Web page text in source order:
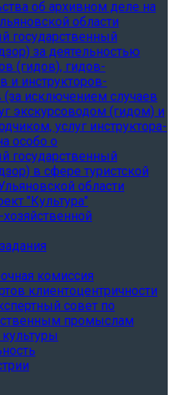
об архивном деле на
области
государственный
за деятельностью
(гидов), гидов-
и инструкторов-
исключением случаев
экскурсоводом (гидом) и
услуг инструктора-
особо о
государственный
в сфере туристской
области
"Культура"
комиссия
клиентоцентричности
совет по
промыслам